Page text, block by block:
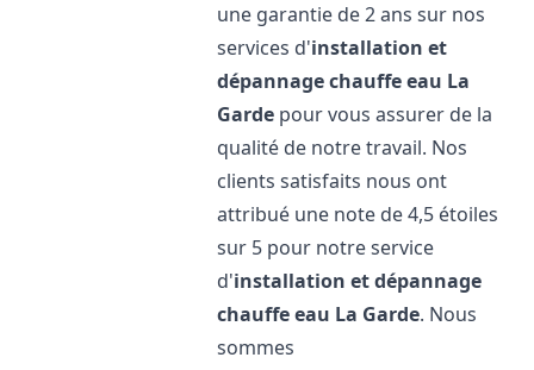
une garantie de 2 ans sur nos
services d'installation et
dépannage chauffe eau La
Garde pour vous assurer de la
qualité de notre travail. Nos
clients satisfaits nous ont
attribué une note de 4,5 étoiles
sur 5 pour notre service
d'installation et dépannage
chauffe eau La Garde. Nous
sommes